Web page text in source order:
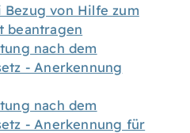
Bezug von Hilfe zum
beantragen
nach dem
- Anerkennung
nach dem
- Anerkennung für